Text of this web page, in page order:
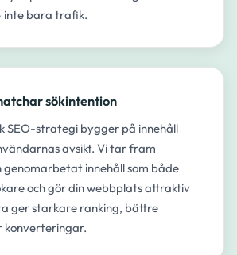
bara trafik.
sökintention
SEO-strategi bygger på innehåll
avsikt. Vi tar fram
innehåll som både
och gör din webbplats attraktiv
ger starkare ranking, bättre
konverteringar.